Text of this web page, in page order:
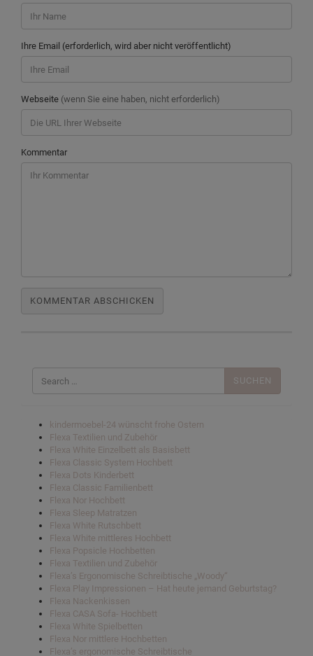
Ihre Email (erforderlich, wird aber nicht veröffentlicht)
Webseite (wenn Sie eine haben, nicht erforderlich)
Kommentar
Suchen
nach:
kindermoebel-24 wünscht frohe Ostern
Flexa Textilien und Zubehör
Flexa White Einzelbett als Basisbett
Flexa Classic System Hochbett
Flexa Dots Kinderbett
Flexa Classic Familienbett
Flexa Nor Hochbett
Flexa Sleep Matratzen
Flexa White Rutschbett
Flexa White mittleres Hochbett
Flexa Popsicle Hochbetten
Flexa Textilien und Zubehör
Flexa’s Ergonomische Schreibtische „Woody“
Flexa Play Impressionen – Hat heute jemand Geburtstag?
Flexa Nackenkissen
Flexa CASA Sofa- Hochbett
Flexa White Spielbetten
Flexa Nor mittlere Hochbetten
Flexa’s ergonomische Schreibtische